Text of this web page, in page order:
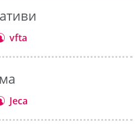
vfta
Jeca